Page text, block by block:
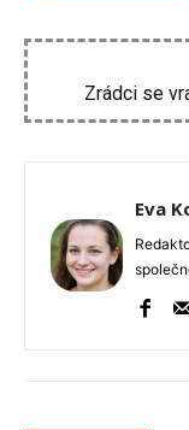
Zrádci se
Zdeněk
Eva